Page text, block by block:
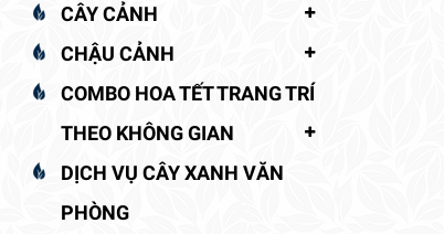
CÂY CẢNH
CHẬU CẢNH
COMBO HOA TẾT TRANG TRÍ
THEO KHÔNG GIAN
DỊCH VỤ CÂY XANH VĂN
PHÒNG